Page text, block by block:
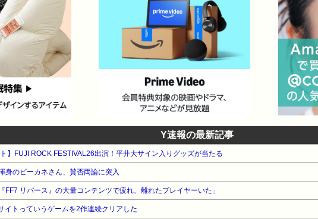
Y速報の最新記事
ト】FUJI ROCK FESTIVAL26出演！平井大サイン入りグッズが当たる
身のビーカネさん、賛否両論に突入
FF7 リバース』の大量コンテンツで疲れ、離れたプレイヤーいた」
イトっていうゲームを2作連続クリアした